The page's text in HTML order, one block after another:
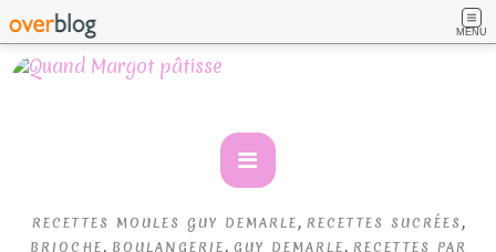
MENU
RECETTES MOULES GUY DEMARLE, RECETTES SUCRÉES ,
BRIOCHE, BOULANGERIE, GUY DEMARLE, RECETTES PAR